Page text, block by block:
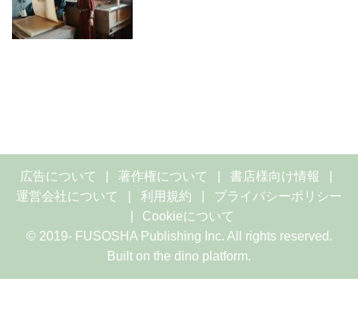
広告について 著作権について
書店様向け情報
運営会社について
利用規約
プライバシーポリシー
Cookieについて
© 2019- FUSOSHA Publishing Inc. All rights reserved.
Built on the dino platform.